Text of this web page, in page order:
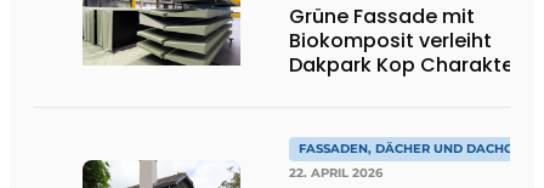
Grüne Fassade mit
Biokomposit verleiht
Dakpark Kop Charakter
FASSADEN, DÄCHER UND
22. APRIL 2026